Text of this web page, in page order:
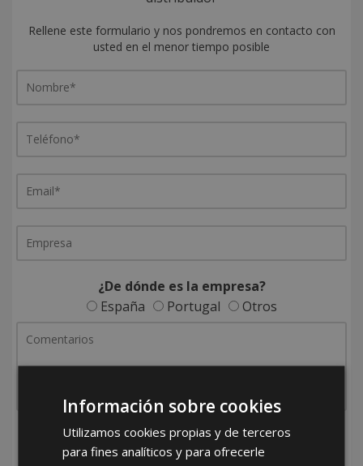
Rellene este formulario y nos pondremos en contacto con
usted en el menor tiempo posible
¿De dónde es la empresa?
España
Portugal Otros
He leído y acepto laPolítica de Privacidad
Información sobre cookies
Utilizamos cookies propias y de terceros
para fines analíticos y para ofrecerle